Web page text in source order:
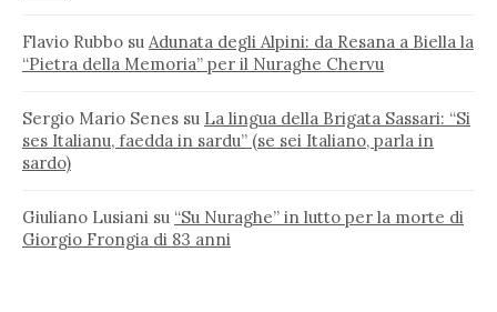
Flavio Rubbo su Adunata degli Alpini: da Resana a Biella la
“Pietra della Memoria” per il Nuraghe Chervu
Sergio Mario Senes su La lingua della Brigata Sassari: “Si
ses Italianu, faedda in sardu” (se sei Italiano, parla in
sardo)
Giuliano Lusiani su “Su Nuraghe” in lutto per la morte di
Giorgio Frongia di 83 anni